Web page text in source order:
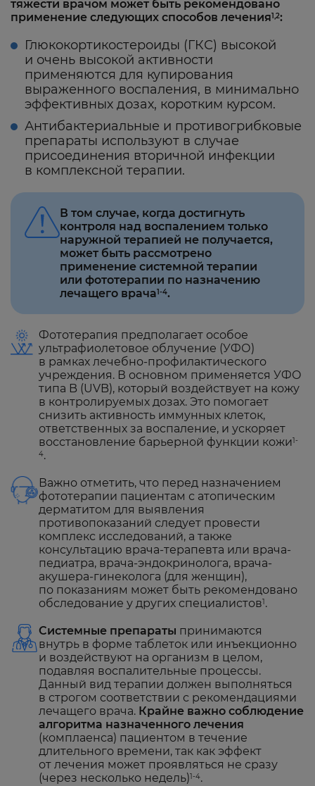
тяжести врачом может быть рекомендовано
применение следующих способов лечения1,2:
Глюкокортикостероиды (ГКС) высокой
и очень высокой активности
применяются для купирования
выраженного воспаления, в минимально
эффективных дозах, коротким курсом.
Антибактериальные и противогрибковые
препараты используют в случае
присоединения вторичной инфекции
в комплексной терапии.
В том случае, когда достигнуть
контроля над воспалением только
наружной терапией не получается,
может быть рассмотрено
применение системной терапии
или фототерапии по назначению
лечащего врача1-4.
Фототерапия предполагает особое
ультрафиолетовое облучение (УФО)
в рамках лечебно-профилактического
учреждения. В основном применяется УФО
типа B (UVB), который воздействует на кожу
в контролируемых дозах. Это помогает
снизить активность иммунных клеток,
ответственных за воспаление, и ускоряет
восстановление барьерной функции кожи1-
4.
Важно отметить, что перед назначением
фототерапии пациентам с атопическим
дерматитом для выявления
противопоказаний следует провести
комплекс исследований, а также
консультацию врача-терапевта или врача-
педиатра, врача-эндокринолога, врача-
акушера-гинеколога (для женщин),
по показаниям может быть рекомендовано
обследование у других специалистов1 .
Системные препараты принимаются
внутрь в форме таблеток или инъекционно
и воздействуют на организм в целом,
подавляя воспалительные процессы.
Данный вид терапии должен выполняться
в строгом соответствии с рекомендациями
лечащего врача. Крайне важно соблюдение
алгоритма назначенного лечения
(комплаенса) пациентом в течение
длительного времени, так как эффект
от лечения может проявляться не сразу
(через несколько недель)1-4.